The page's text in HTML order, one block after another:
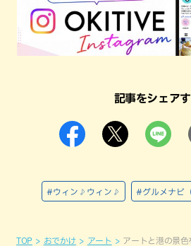
記事をシェア
#ウィン♪ウィン♪ #グルメナビ
TOP おでかけ アート
アートと港の景色